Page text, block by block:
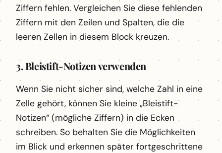
Ziffern fehlen. Vergleichen Sie diese fehlenden
Ziffern mit den Zeilen und Spalten, die die
leeren Zellen in diesem Block kreuzen.
3. Bleistift-Notizen verwenden
Wenn Sie nicht sicher sind, welche Zahl in eine
Zelle gehört, können Sie kleine „Bleistift-
Notizen“ (mögliche Ziffern) in die Ecken
schreiben. So behalten Sie die Möglichkeiten
im Blick und erkennen später fortgeschrittene